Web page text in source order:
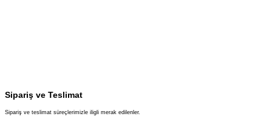
Sipariş ve Teslimat
Sipariş ve teslimat süreçlerimizle iligli merak edilenler.